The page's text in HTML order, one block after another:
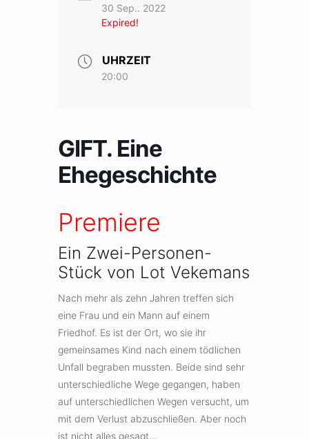
30 Sep.. 2022
Expired!
UHRZEIT
20:00
GIFT. Eine
Ehegeschichte
Premiere
Ein Zwei-Personen-
Stück von Lot Vekemans
Nach mehr als zehn Jahren treffen sich
eine Frau und ein Mann auf einem
Friedhof. Es ist der Ort, wo sie ihr
gemeinsames Kind nach einem tödlichen
Unfall begraben mussten. Beide sind sehr
unterschiedliche Wege gegangen, haben
auf unterschiedlichen Wegen versucht, um
mit dem Verlust abzuschließen. Aber noch
ist nicht alles gesagt…